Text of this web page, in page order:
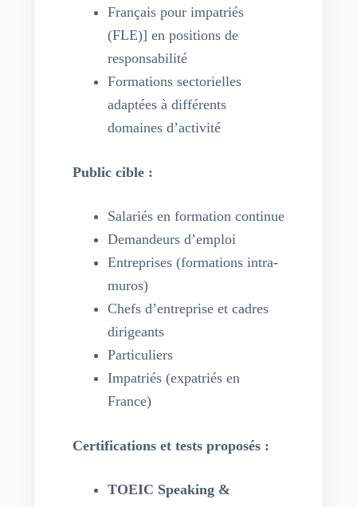
Français pour impatriés
(FLE)] en positions de
responsabilité
Formations sectorielles
adaptées à différents
domaines d’activité
Public cible :
Salariés en formation continue
Demandeurs d’emploi
Entreprises (formations intra-
muros)
Chefs d’entreprise et cadres
dirigeants
Particuliers
Impatriés (expatriés en
France)
Certifications et tests proposés :
TOEIC Speaking &